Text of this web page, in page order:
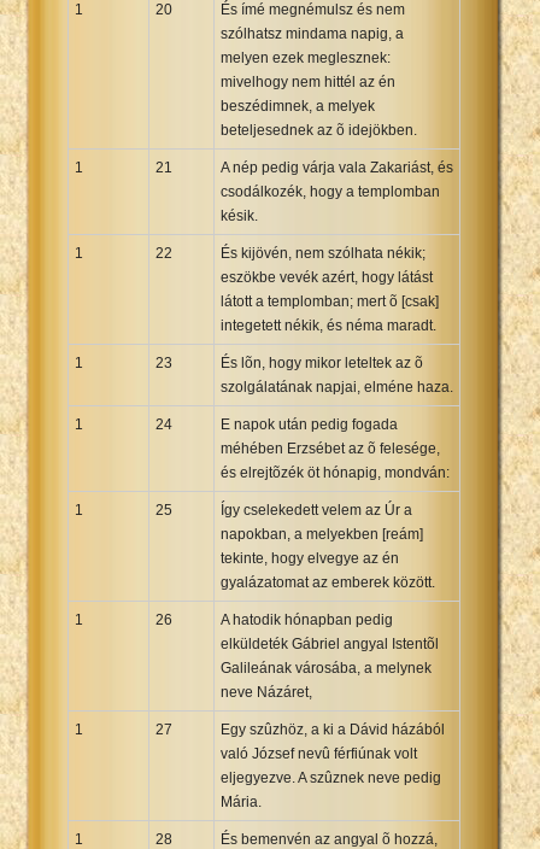
1 20
És ímé megnémulsz és nem
szólhatsz mindama napig, a
melyen ezek meglesznek:
mivelhogy nem hittél az én
beszédimnek, a melyek
beteljesednek az õ idejökben.
1 21
A nép pedig várja vala Zakariást, és
csodálkozék, hogy a templomban
késik.
1 22
És kijövén, nem szólhata nékik;
eszökbe vevék azért, hogy látást
látott a templomban; mert õ [csak]
integetett nékik, és néma maradt.
1 23
És lõn, hogy mikor leteltek az õ
szolgálatának napjai, elméne haza.
1 24
E napok után pedig fogada
méhében Erzsébet az õ felesége,
és elrejtõzék öt hónapig, mondván:
1 25
Így cselekedett velem az Úr a
napokban, a melyekben [reám]
tekinte, hogy elvegye az én
gyalázatomat az emberek között.
1 26
A hatodik hónapban pedig
elküldeték Gábriel angyal Istentõl
Galileának városába, a melynek
neve Názáret,
1 27
Egy szûzhöz, a ki a Dávid házából
való József nevû férfiúnak volt
eljegyezve. A szûznek neve pedig
Mária.
1 28
És bemenvén az angyal õ hozzá,